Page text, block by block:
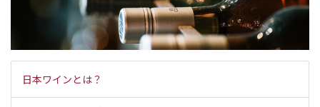
日本ワインとは？